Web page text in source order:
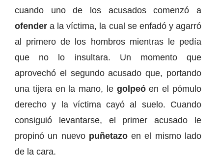
cuando uno de los acusados comenzó a
ofender a la víctima, la cual se enfadó y agarró
al primero de los hombros mientras le pedía
que no lo insultara. Un momento que
aprovechó el segundo acusado que, portando
una tijera en la mano, le golpeóen el pómulo
derecho y la víctima cayó al suelo. Cuando
consiguió levantarse, el primer acusado le
propinó un nuevo puñetazoen el mismo lado
de la cara.